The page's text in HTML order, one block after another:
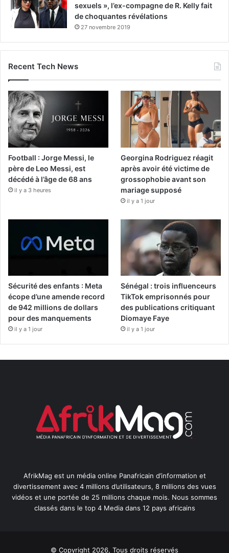
sexuels », l’ex-compagne de R. Kelly fait
de choquantes révélations
27 novembre 2019
Recent Tech News
Football : Jorge Messi, le
père de Leo Messi, est
décédé à l’âge de 68 ans
il y a 3 heures
Georgina Rodriguez réagit
après avoir été victime de
grossophobie avant son
mariage supposé
il y a 1 jour
Sécurité des enfants : Meta
écope d’une amende record
de 942 millions de dollars
pour des manquements
il y a 1 jour
Sénégal : trois influenceurs
TikTok emprisonnés pour
des publications critiquant
Diomaye Faye
il y a 1 jour
AfrikMag est un média online Panafricain d’information et
divertissement avec 4 millions d’utilisateurs, 8 millions des vues
vidéos et une portée de 25 millions chaque mois. Nous sommes
classés dans le top 4 Media dans 12 pays africains
© Copyright 2026, Tous droits réservés